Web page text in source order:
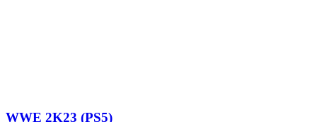
WWE 2K23 (PS5)